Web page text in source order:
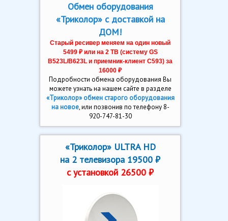
Обмен оборудования
«Триколор» с доставкой на
ДОМ!
Старый ресивер меняем на один новый
5499 ₽ или на 2 ТВ (систему GS
В523L/B623L и приемник-клиент C593) за
16000 ₽
Подробности обмена оборудования Вы
можете узнать на нашем сайте в разделе
«Триколор» обмен старого оборудования
на новое, или позвонив по телефону 8-
920-747-81-30
«Триколор» ULTRA HD
на 2 телевизора 19500 ₽
с установкой 26500 ₽